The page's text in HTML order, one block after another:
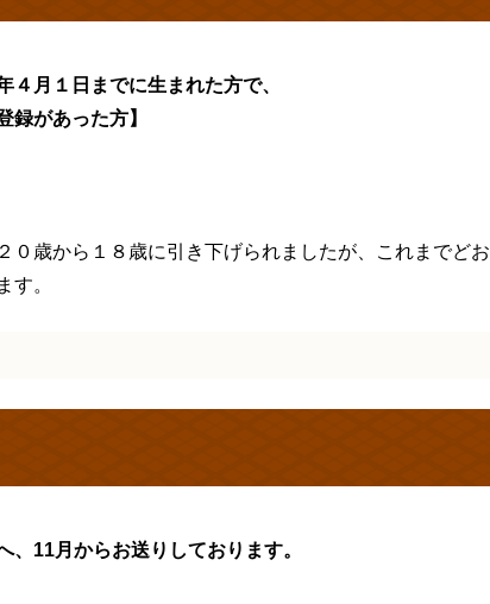
月１日までに生まれた方で、
録があった方】
歳から１８歳に引き下げられましたが、これまでどお
す。
11月からお送りしております。